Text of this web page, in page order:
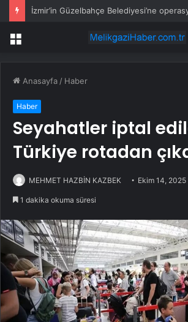
Menü
Anasayfa / Haber
Haber
Seyahatler iptal
Türkiye rotadan
MEHMET HAZBİN KAZBEK Ekim 14, 2025
1 dakika okuma süresi